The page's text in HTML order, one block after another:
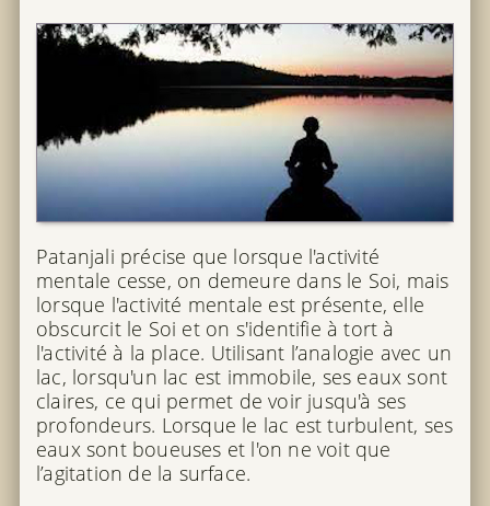
Patanjali précise que lorsque l'activité
mentale cesse, on demeure dans le Soi, mais
lorsque l'activité mentale est présente, elle
obscurcit le Soi et on s'identifie à tort à
l'activité à la place. Utilisant l’analogie avec un
lac, lorsqu'un lac est immobile, ses eaux sont
claires, ce qui permet de voir jusqu'à ses
profondeurs. Lorsque le lac est turbulent, ses
eaux sont boueuses et l'on ne voit que
l’agitation de la surface.